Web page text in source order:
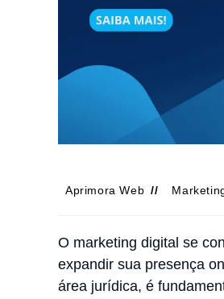
Aprimora Web
O marketing digital se
expandir sua presença
área jurídica, é